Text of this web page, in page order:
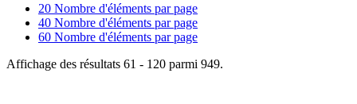
20 Nombre d'éléments par page
40 Nombre d'éléments par page
60 Nombre d'éléments par page
Affichage des résultats 61 - 120 parmi 949.